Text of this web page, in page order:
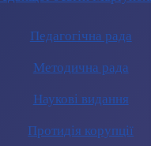
Педагогічна рада
Методична рада
Наукові видання
Протидія корупції